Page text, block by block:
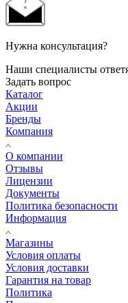
Нужна консультация?
Наши специалисты
Задать вопрос
Каталог
Акции
Бренды
Компания
О компании
Отзывы
Лицензии
Документы
Политика безопасности
Информация
Магазины
Условия оплаты
Условия доставки
Гарантия на товар
Политика